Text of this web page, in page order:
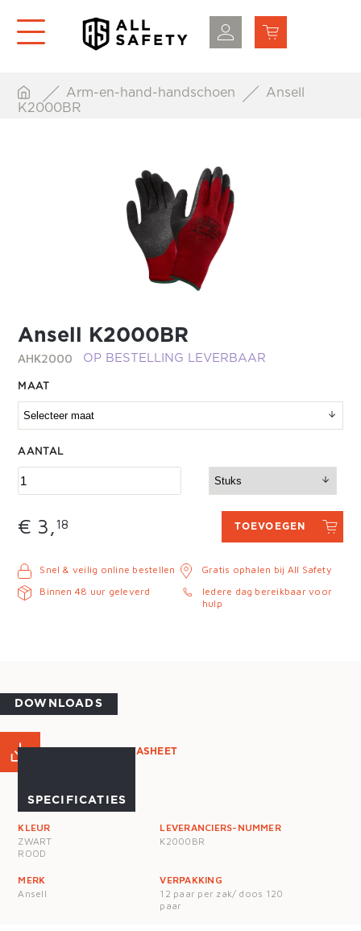
Arm-en-hand-handschoen
Ansell
K2000BR
Ansell K2000BR
AHK2000 OP BESTELLING LEVERBAAR
MAAT
AANTAL
€ 3,18 TOEVOEGEN
Snel & veilig online bestellen
Binnen 48 uur geleverd
Gratis ophalen bij All Safety
Iedere dag bereikbaar voor
hulp
DOWNLOADS
PRODUCT DATASHEET
SPECIFICATIES
KLEUR
ZWART
ROOD
LEVERANCIERS-NUMMER
K2000BR
MERK
Ansell
VERPAKKING
12 paar per zak/ doos 120
paar